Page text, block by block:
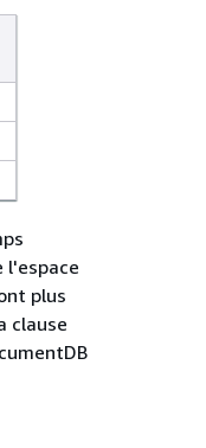
l'espace
plus
clause